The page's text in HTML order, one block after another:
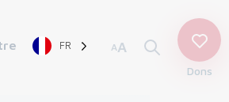
FR AA
Dons